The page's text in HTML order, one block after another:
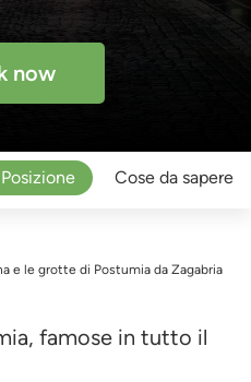
now
Posizione Cose da sapere
e le grotte di Postumia da Zagabria
famose in tutto il